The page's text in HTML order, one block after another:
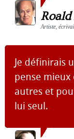
Artiste,
Je définirais
pense mieux
autres et
lui seul.